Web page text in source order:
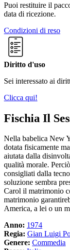
Puoi restituire il
data di ricezione.
Condizioni di reso
Diritto d'uso
Sei interessato ai
Clicca qui!
Fischia Il
Nella babelica New
dotata fisicamente
aiutata dalla
qualità morale.
consigliati dalla
soluzione sembra
Carol il matrimonio
matrimonio
America, a lei o un
Anno: 1974
Regia: Gian Luigi
Genere: Commedia